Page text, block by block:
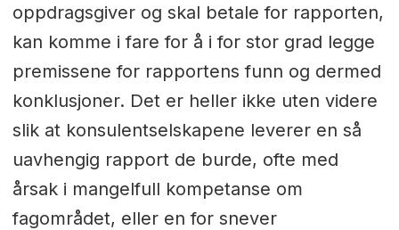
oppdragsgiver og skal betale for rapporten,
kan komme i fare for å i for stor grad legge
premissene for rapportens funn og dermed
konklusjoner. Det er heller ikke uten videre
slik at konsulentselskapene leverer en så
uavhengig rapport de burde, ofte med
årsak i mangelfull kompetanse om
fagområdet, eller en for snever